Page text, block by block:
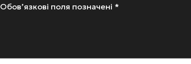
Обов’язкові поля позначені *